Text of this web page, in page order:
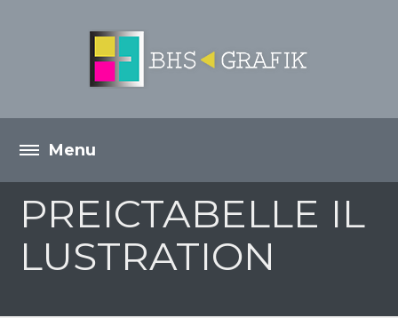
PREICTABELLE IL
LUSTRATION